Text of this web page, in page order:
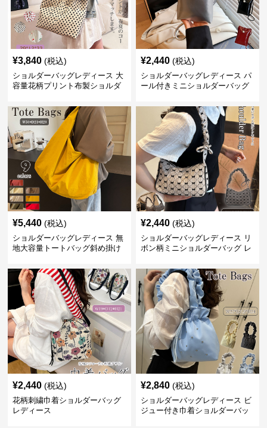
¥3,840 (税込)
ショルダーバッグレディース 大
容量花柄プリント布製ショルダ
¥2,440 (税込)
ショルダーバッグレディース パ
ール付きミニショルダーバッグ
¥5,440 (税込)
ショルダーバッグレディース 無
地大容量トートバッグ斜め掛け
¥2,440 (税込)
ショルダーバッグレディース リ
ボン柄ミニショルダーバッグ レ
¥2,440 (税込)
花柄刺繍巾着ショルダーバッグ
レディース
¥2,840 (税込)
ショルダーバッグレディース ビ
ジュー付き巾着ショルダーバッ